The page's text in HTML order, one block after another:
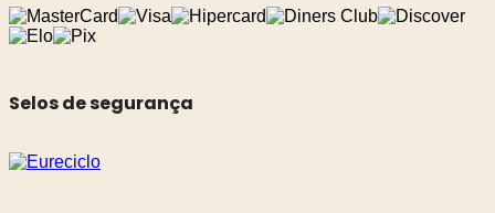
Selos de segurança